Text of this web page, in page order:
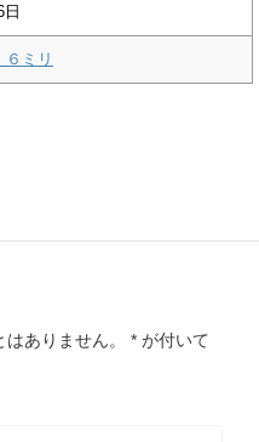
日
ミリ
ありません。 * が付いて